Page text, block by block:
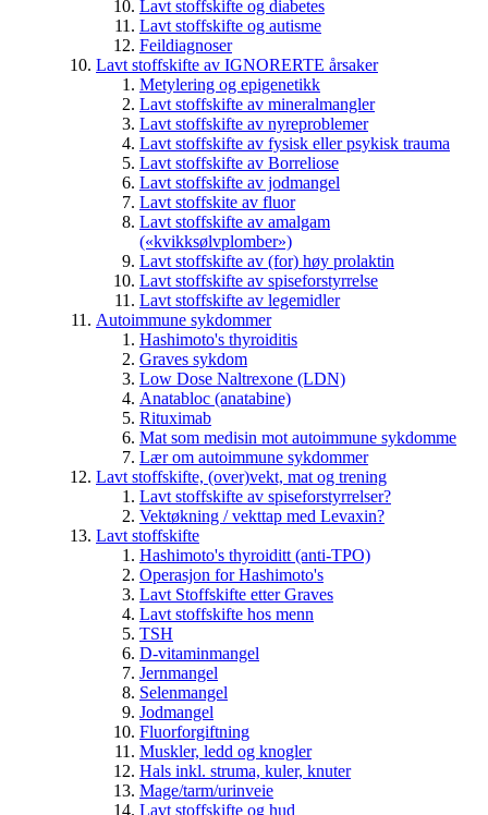
Lavt stoffskifte og diabetes
Lavt stoffskifte og autisme
Feildiagnoser
Lavt stoffskifte av IGNORERTE årsaker
Metylering og epigenetikk
Lavt stoffskifte av mineralmangler
Lavt stoffskifte av nyreproblemer
Lavt stoffskifte av fysisk eller psykisk trauma
Lavt stoffskifte av Borreliose
Lavt stoffskifte av jodmangel
Lavt stoffskite av fluor
Lavt stoffskifte av amalgam
(«kvikksølvplomber»)
Lavt stoffskifte av (for) høy prolaktin
Lavt stoffskifte av spiseforstyrrelse
Lavt stoffskifte av legemidler
Autoimmune sykdommer
Hashimoto's thyroiditis
Graves sykdom
Low Dose Naltrexone (LDN)
Anatabloc (anatabine)
Rituximab
Mat som medisin mot autoimmune sykdomme
Lær om autoimmune sykdommer
Lavt stoffskifte, (over)vekt, mat og trening
Lavt stoffskifte av spiseforstyrrelser?
Vektøkning / vekttap med Levaxin?
Lavt stoffskifte
Hashimoto's thyroiditt (anti-TPO)
Operasjon for Hashimoto's
Lavt Stoffskifte etter Graves
Lavt stoffskifte hos menn
TSH
D-vitaminmangel
Jernmangel
Selenmangel
Jodmangel
Fluorforgiftning
Muskler, ledd og knogler
Hals inkl. struma, kuler, knuter
Mage/tarm/urinveie
Lavt stoffskifte og hud